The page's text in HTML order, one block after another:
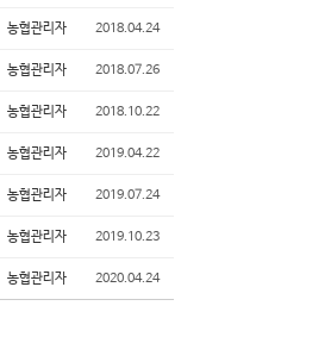
농협관리자 2018.04.24
농협관리자 2018.07.26
농협관리자 2018.10.22
농협관리자 2019.04.22
농협관리자 2019.07.24
농협관리자 2019.10.23
농협관리자 2020.04.24